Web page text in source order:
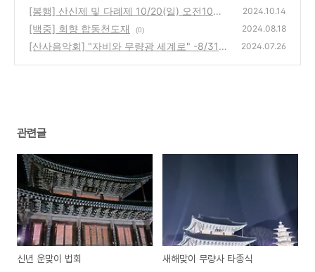
[봉행] 산신제 및 다례제 10/20(일) 오전10시
(0)
2024.10.14
[백중] 회향 합동천도재 (0) 2024.08.18
[산사음악회] "자비와 무량광 세계로" -8/31
2024.07.26
관련글
신년 운맞이 법회 새해맞이 무량사 타종식